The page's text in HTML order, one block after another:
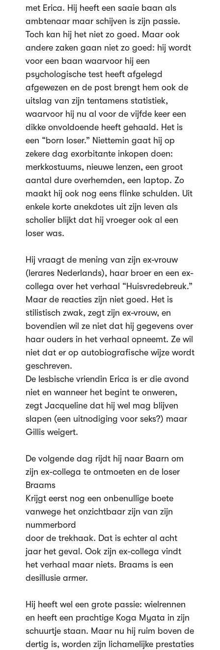
met Erica. Hij heeft een saaie baan als
ambtenaar maar schijven is zijn passie.
Toch kan hij het niet zo goed. Maar ook
andere zaken gaan niet zo goed: hij wordt
voor een baan waarvoor hij een
psychologische test heeft afgelegd
afgewezen en de post brengt hem ook de
uitslag van zijn tentamens statistiek,
waarvoor hij nu al voor de vijfde keer een
dikke onvoldoende heeft gehaald. Het is
een “born loser.” Niettemin gaat hij op
zekere dag exorbitante inkopen doen:
merkkostuums, nieuwe lenzen, een groot
aantal dure overhemden, een laptop. Zo
maakt hij ook nog eens flinke schulden. Uit
enkele korte anekdotes uit zijn leven als
scholier blijkt dat hij vroeger ook al een
loser was.
Hij vraagt de mening van zijn ex-vrouw
(lerares Nederlands), haar broer en een ex-
collega over het verhaal “Huisvredebreuk.”
Maar de reacties zijn niet goed. Het is
stilistisch zwak, zegt zijn ex-vrouw, en
bovendien wil ze niet dat hij gegevens over
haar ouders in het verhaal opneemt. Ze wil
niet dat er op autobiografische wijze wordt
geschreven.
De lesbische vriendin Erica is er die avond
niet en wanneer het begint te onweren,
zegt Jacqueline dat hij wel mag blijven
slapen (een uitnodiging voor seks?) maar
Gillis weigert.
De volgende dag rijdt hij naar Baarn om
zijn ex-collega te ontmoeten en de loser
Braams
Krijgt eerst nog een onbenullige boete
vanwege het onzichtbaar zijn van zijn
nummerbord
door de trekhaak. Dat is echter al acht
jaar het geval. Ook zijn ex-collega vindt
het verhaal maar niets. Braams is een
desillusie armer.
Hij heeft wel een grote passie: wielrennen
en heeft een prachtige Koga Myata in zijn
schuurtje staan. Maar nu hij ruim boven de
dertig is, worden zijn lichamelijke prestaties